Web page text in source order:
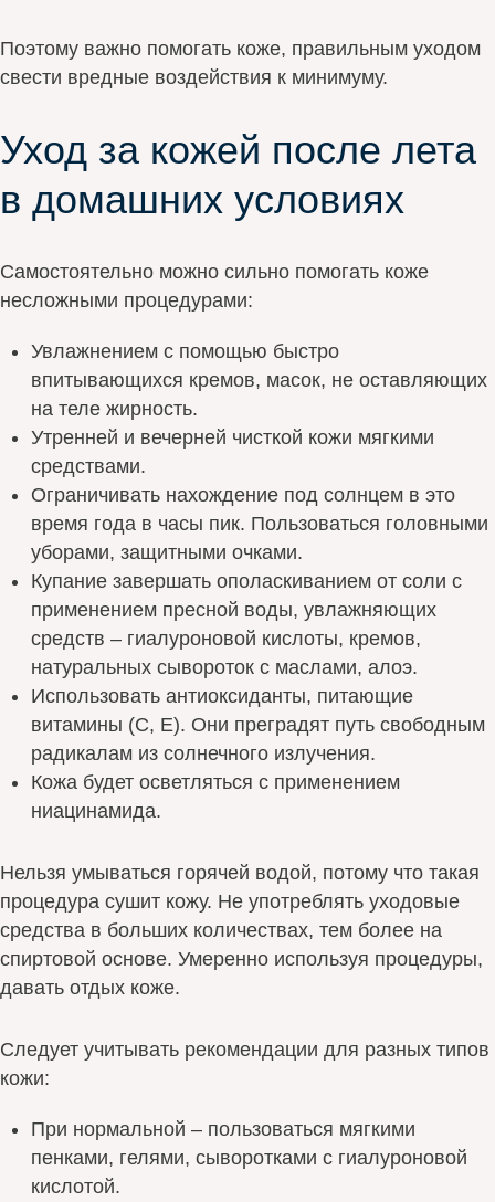
Поэтому важно помогать коже, правильным уходом
свести вредные воздействия к минимуму.
Уход за кожей после лета
в домашних условиях
Самостоятельно можно сильно помогать коже
несложными процедурами:
Увлажнением с помощью быстро
впитывающихся кремов, масок, не оставляющих
на теле жирность.
Утренней и вечерней чисткой кожи мягкими
средствами.
Ограничивать нахождение под солнцем в это
время года в часы пик. Пользоваться головными
уборами, защитными очками.
Купание завершать ополаскиванием от соли с
применением пресной воды, увлажняющих
средств – гиалуроновой кислоты, кремов,
натуральных сывороток с маслами, алоэ.
Использовать антиоксиданты, питающие
витамины (С, Е). Они преградят путь свободным
радикалам из солнечного излучения.
Кожа будет осветляться с применением
ниацинамида.
Нельзя умываться горячей водой, потому что такая
процедура сушит кожу. Не употреблять уходовые
средства в больших количествах, тем более на
спиртовой основе. Умеренно используя процедуры,
давать отдых коже.
Следует учитывать рекомендации для разных типов
кожи:
При нормальной – пользоваться мягкими
пенками, гелями, сыворотками с гиалуроновой
кислотой.